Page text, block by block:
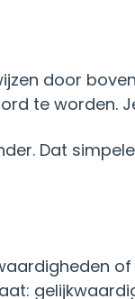
door
te worden.
Dat